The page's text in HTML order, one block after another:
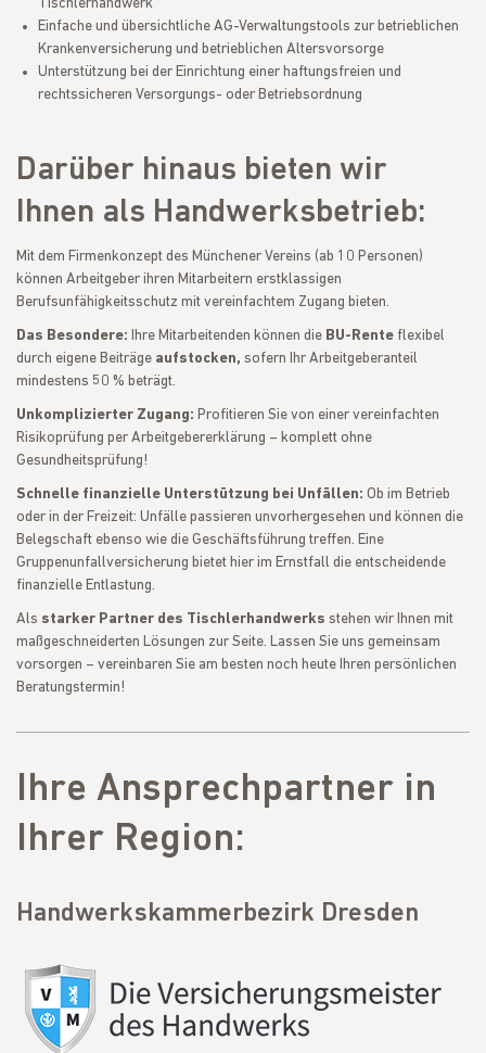
Tischlerhandwerk
Einfache und übersichtliche AG-Verwaltungstools zur betrieblichen
Krankenversicherung und betrieblichen Altersvorsorge
Unterstützung bei der Einrichtung einer haftungsfreien und
rechtssicheren Versorgungs- oder Betriebsordnung
Darüber hinaus bieten wir
Ihnen als Handwerksbetrieb:
Mit dem Firmenkonzept des Münchener Vereins (ab 10 Personen)
können Arbeitgeber ihren Mitarbeitern erstklassigen
Berufsunfähigkeitsschutz mit vereinfachtem Zugang bieten.
Das Besondere: Ihre Mitarbeitenden können die BU-Rente flexibel
durch eigene Beiträge aufstocken, sofern Ihr Arbeitgeberanteil
mindestens 50 % beträgt.
Unkomplizierter Zugang: Profitieren Sie von einer vereinfachten
Risikoprüfung per Arbeitgebererklärung – komplett ohne
Gesundheitsprüfung!
Schnelle finanzielle Unterstützung bei Unfällen: Ob im Betrieb
oder in der Freizeit: Unfälle passieren unvorhergesehen und können die
Belegschaft ebenso wie die Geschäftsführung treffen. Eine
Gruppenunfallversicherung bietet hier im Ernstfall die entscheidende
finanzielle Entlastung.
Als starker Partner des Tischlerhandwerks stehen wir Ihnen mit
maßgeschneiderten Lösungen zur Seite. Lassen Sie uns gemeinsam
vorsorgen – vereinbaren Sie am besten noch heute Ihren persönlichen
Beratungstermin!
Ihre Ansprechpartner in
Ihrer Region:
Handwerkskammerbezirk Dresden